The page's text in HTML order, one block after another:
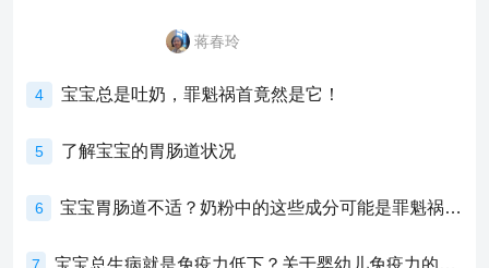
蒋春玲
4 宝宝总是吐奶，罪魁祸首竟然是它！
5 了解宝宝的胃肠道状况
6 宝宝胃肠道不适？奶粉中的这些成分可能是罪魁祸首！
宝宝总生病就是免疫力低下？关于婴幼儿免疫力的真相，家长必须了解！